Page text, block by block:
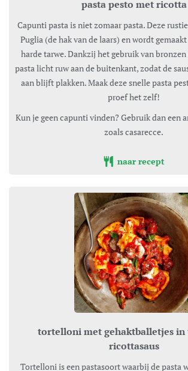
pasta pesto met ricotta
Capunti pasta is niet zomaar pasta. Deze rustieke pasta komt uit
Puglia (de hak van de laars) en wordt
harde tarwe. Dankzij het gebruik van
pasta licht ruw aan de buitenkant, zodat de
aan blijft plakken. Maak deze snelle pasta
proef het zelf!
Kun je geen capunti vinden? Gebruik dan een
zoals casarecce.
naar recept
tortelloni met gehaktballetjes in
ricottasaus
Tortelloni is een pastasoort waarbij de pasta wordt gevuld met